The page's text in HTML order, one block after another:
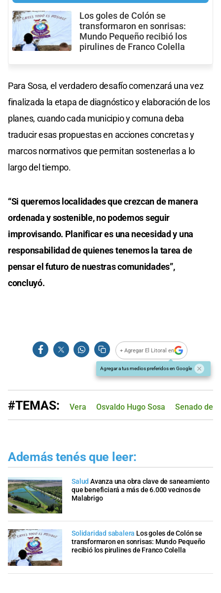
Los goles de Colón se
transformaron en sonrisas:
Mundo Pequeño recibió los
pirulines de Franco Colella
Para Sosa, el verdadero desafío comenzará una vez
finalizada la etapa de diagnóstico y elaboración de los
planes, cuando cada municipio y comuna deba
traducir esas propuestas en acciones concretas y
marcos normativos que permitan sostenerlas a lo
largo del tiempo.
“Si queremos localidades que crezcan de manera
ordenada y sostenible, no podemos seguir
improvisando. Planificar es una necesidad y una
responsabilidad de quienes tenemos la tarea de
pensar el futuro de nuestras comunidades”,
concluyó.
+ Agregar El Litoral en
Agregar a tus medios preferidos en Google
#TEMAS: Vera Osvaldo Hugo Sosa Senado de
Además tenés que leer:
Salud Avanza una obra clave de saneamiento
que beneficiará a más de 6.000 vecinos de
Malabrigo
Solidaridad sabalera Los goles de Colón se
transformaron en sonrisas: Mundo Pequeño
recibió los pirulines de Franco Colella